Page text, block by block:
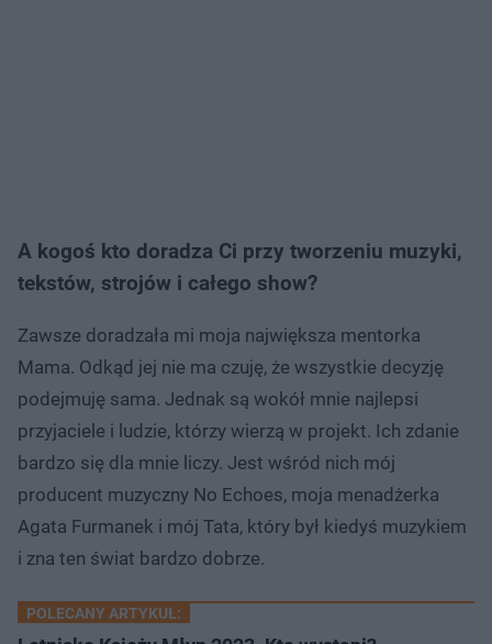
A kogoś kto doradza Ci przy tworzeniu muzyki,
tekstów, strojów i całego show?
Zawsze doradzała mi moja największa mentorka
Mama. Odkąd jej nie ma czuję, że wszystkie decyzję
podejmuję sama. Jednak są wokół mnie najlepsi
przyjaciele i ludzie, którzy wierzą w projekt. Ich zdanie
bardzo się dla mnie liczy. Jest wśród nich mój
producent muzyczny No Echoes, moja menadżerka
Agata Furmanek i mój Tata, który był kiedyś muzykiem
i zna ten świat bardzo dobrze.
POLECANY ARTYKUŁ: